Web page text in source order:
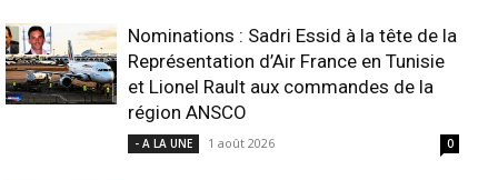
Nominations : Sadri Essid à la tête de la
Représentation d’Air France en Tunisie
et Lionel Rault aux commandes de la
région ANSCO
- A LA UNE 1 août 2026 0